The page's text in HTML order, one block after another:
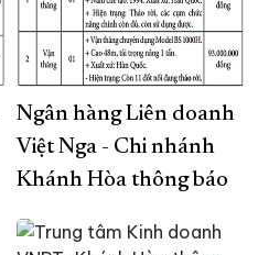
Ngân hàng Liên doanh
Việt Nga - Chi nhánh
Khánh Hòa thông báo